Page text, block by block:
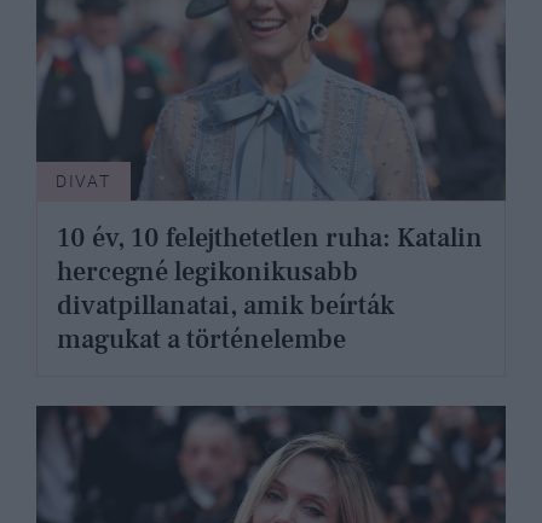
DIVAT
10 év, 10 felejthetetlen ruha: Katalin
hercegné legikonikusabb
divatpillanatai, amik beírták
magukat a történelembe